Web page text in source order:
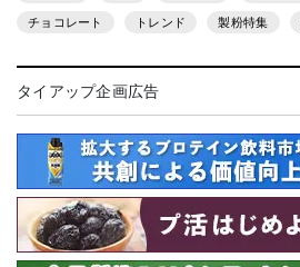
チョコレート トレンド 製粉特集
タイアップ企画広告